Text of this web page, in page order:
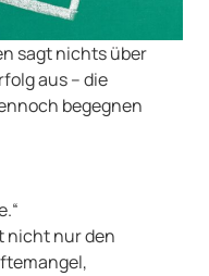
sagt nichts über
aus – die
begegnen
nicht nur den